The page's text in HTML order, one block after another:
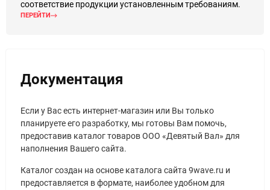
соответствие продукции установленным требованиям.
ПЕРЕЙТИ
Документация
Если у Вас есть интернет-магазин или Вы только
планируете его разработку, мы готовы Вам помочь,
предоставив каталог товаров ООО «Девятый Вал» для
наполнения Вашего сайта.
Каталог создан на основе каталога сайта 9wave.ru и
предоставляется в формате, наиболее удобном для